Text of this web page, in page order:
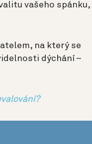
vašeho spánku,
na který se
dýchání –